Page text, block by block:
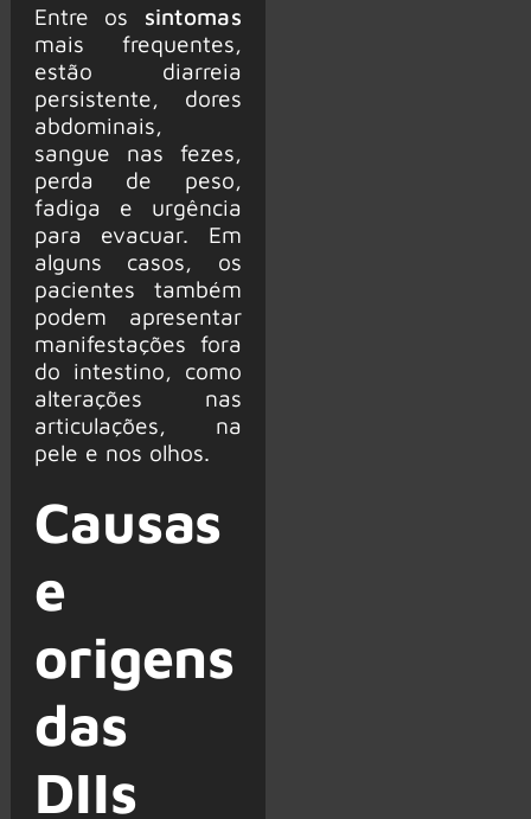
Entre os sintomas
mais frequentes,
estão diarreia
persistente, dores
abdominais,
sangue nas fezes,
perda de peso,
fadiga e urgência
para evacuar. Em
alguns casos, os
pacientes também
podem apresentar
manifestações fora
do intestino, como
alterações nas
articulações, na
pele e nos olhos.
Causas
e
origens
das
DIIs